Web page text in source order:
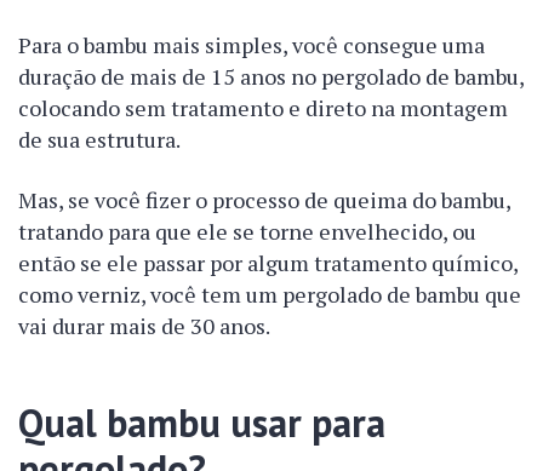
Para o bambu mais simples, você consegue uma
duração de mais de 15 anos no pergolado de bambu,
colocando sem tratamento e direto na montagem
de sua estrutura.
Mas, se você fizer o processo de queima do bambu,
tratando para que ele se torne envelhecido, ou
então se ele passar por algum tratamento químico,
como verniz, você tem um pergolado de bambu que
vai durar mais de 30 anos.
Qual bambu usar para